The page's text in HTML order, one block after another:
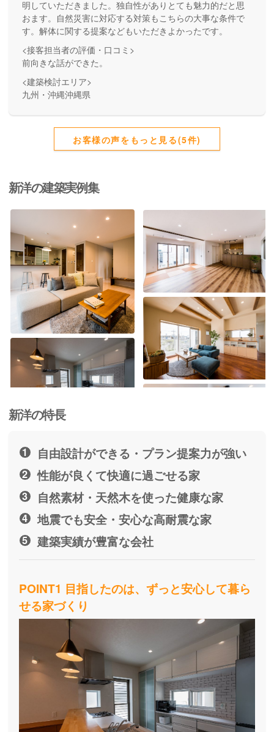
明していただきました。独自性がありとても魅力的だと思
おます。自然災害に対応する対策もこちらの大事な条件で
す。解体に関する提案などもいただきよかったです。
<接客担当者の評価・口コミ>
前向きな話ができた。
<建築検討エリア>
九州・沖縄沖縄県
お客様の声をもっと見る(5件)
新洋の建築実例集
新洋の特長
自由設計ができる・プラン提案力が強い
性能が良くて快適に過ごせる家
自然素材・天然木を使った健康な家
地震でも安全・安心な高耐震な家
建築実績が豊富な会社
POINT1 目指したのは、ずっと安心して暮ら
せる家づくり